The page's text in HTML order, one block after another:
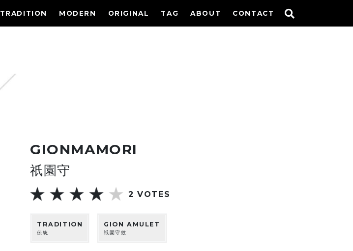
TRADITION MODERN ORIGINAL TAG ABOUT CONTACT
GIONMAMORI
祇園守
2 VOTES
TRADITION
伝統
GION AMULET
祇園守紋